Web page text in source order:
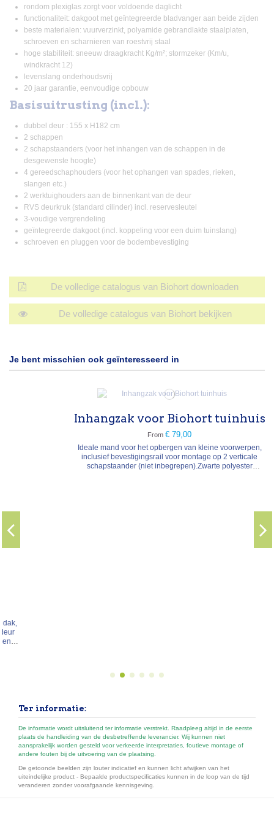
rondom plexiglas zorgt voor voldoende daglicht
functionaliteit: dakgoot met geïntegreerde bladvanger aan beide zijden
beste materialen: vuurverzinkt, polyamide gebrandlakte staalplaten,
schroeven en scharnieren van roestvrij staal
hoge stabiliteit: sneeuw draagkracht Kg/m²; stormzeker (Km/u,
windkracht 12)
levenslang onderhoudsvrij
20 jaar garantie, eenvoudige opbouw
Basisuitrusting (incl.):
dubbel deur : 155 x H182 cm
2 schappen
2 schapstaanders (voor het inhangen van de schappen in de
desgewenste hoogte)
4 gereedschaphouders (voor het ophangen van spades, rieken,
slangen etc.)
2 werktuighouders aan de binnenkant van de deur
RVS deurkruk (standard cilinder) incl. reservesleutel
3-voudige vergrendeling
geïntegreerde dakgoot (incl. koppeling voor een duim tuinslang)
schroeven en pluggen voor de bodembevestiging
De volledige catalogus van Biohort downloaden
De volledige catalogus van Biohort bekijken
Je bent misschien ook geïnteresseerd in
Ter informatie:
De informatie wordt uitsluitend ter informatie verstrekt. Raadpleeg altijd in de eerste
plaats de handleiding van de desbetreffende leverancier. Wij kunnen niet
aansprakelijk worden gesteld voor verkeerde interpretaties, foutieve montage of
andere fouten bij de uitvoering van de plaatsing.
De getoonde beelden zijn louter indicatief en kunnen licht afwijken van het
uiteindelijke product - Bepaalde productspecificaties kunnen in de loop van de tijd
veranderen zonder voorafgaande kennisgeving.